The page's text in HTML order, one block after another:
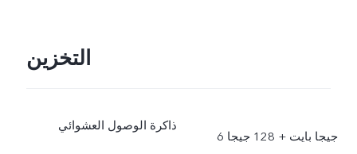
التخزين
ذاكرة الوصول العشوائي
6 جيجا بايت + 128 جيجا